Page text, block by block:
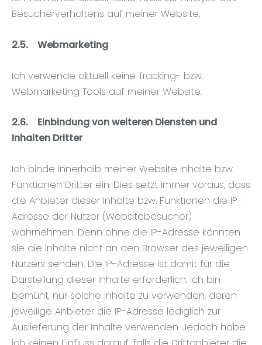
Besucherverhaltens auf meiner Website.
2.5. Webmarketing
Ich verwende aktuell keine Tracking- bzw.
Webmarketing Tools auf meiner Website.
2.6.
Einbindung von weiteren Diensten und
Inhalten Dritter
Ich binde innerhalb meiner Website Inhalte bzw.
Funktionen Dritter ein. Dies setzt immer voraus, dass
die Anbieter dieser Inhalte bzw. Funktionen die IP-
Adresse der Nutzer (Websitebesucher)
wahrnehmen. Denn ohne die IP-Adresse könnten
sie die Inhalte nicht an den Browser des jeweiligen
Nutzers senden. Die IP-Adresse ist damit für die
Darstellung dieser Inhalte erforderlich. Ich bin
bemüht, nur solche Inhalte zu verwenden, deren
jeweilige Anbieter die IP-Adresse lediglich zur
Auslieferung der Inhalte verwenden. Jedoch habe